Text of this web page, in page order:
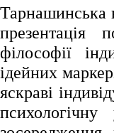
Тарнашинська
презентація
філософії
ідейних
яскраві